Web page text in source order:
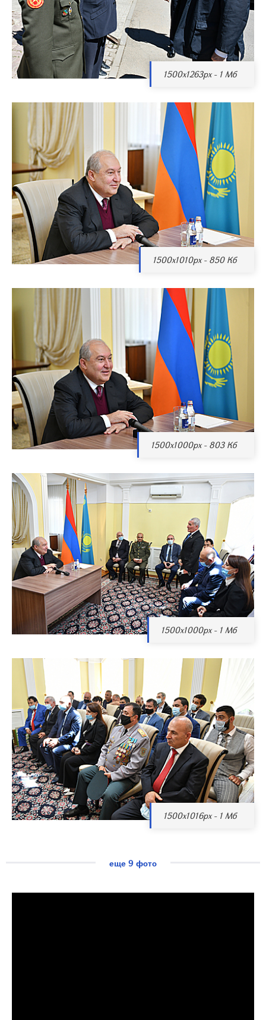
1500x1263px - 1 Мб
1500x1010px - 850 Кб
1500x1000px - 803 Кб
1500x1000px - 1 Мб
1500x1016px - 1 Мб
еще 9 фото